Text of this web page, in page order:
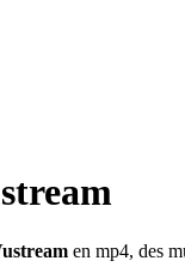
en mp4, des